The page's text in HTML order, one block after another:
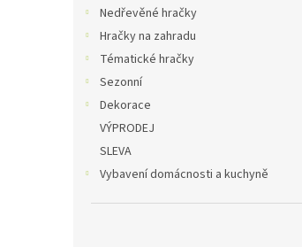
Nedřevěné hračky
Hračky na zahradu
Tématické hračky
Sezonní
Dekorace
VÝPRODEJ
SLEVA
Vybavení domácnosti a kuchyně